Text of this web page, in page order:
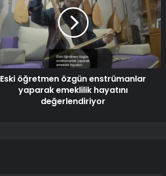
Eski öğretmen özgün enstrümanlar
yaparak emeklilik hayatını
değerlendiriyor